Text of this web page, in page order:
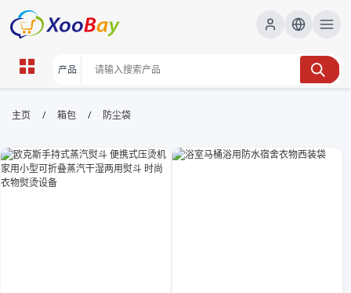
防尘袋 | XOOBAY B2B/B2C
防尘袋,收纳,家居整理, wholesale 防尘袋, XOOBAY
高品质防尘袋，轻松整理家居物品，防霉防潮
主页 / 箱包 / 防尘袋